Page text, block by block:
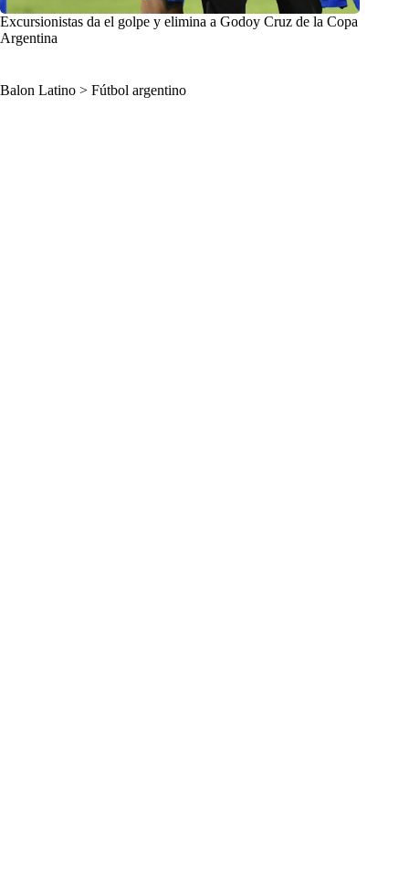
Excursionistas da el golpe y elimina a Godoy Cruz de la Copa
Argentina
Balon Latino > Fútbol argentino